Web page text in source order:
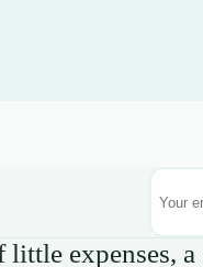
little expenses,